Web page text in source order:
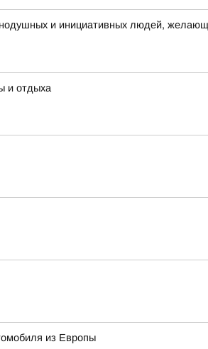
и инициативных людей,
и отдыха
из Европы